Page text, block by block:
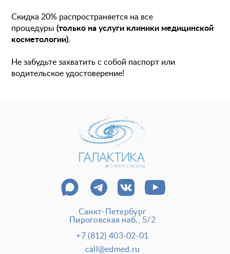
Пластические операции
Пластические хирурги
Анализы перед операцией
До и после пластической операции
Внести предоплату
Отделение пластической хирургии
Процедуры Врачи-косметологи
Пациентам косметологии Оборудование
До и после косметологии
Скидка 20% распространяется на все
процедуры(только на услуги клиники медицинской
косметологии).
Не забудьте захватить с собой паспорт или
водительское удостоверение!
Санкт-Петербург
Пироговская наб., 5/2
+7 (812) 403-02-01
call@edmed.ru